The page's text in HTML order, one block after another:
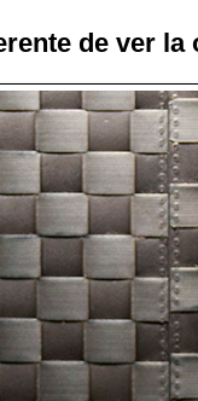
de ver